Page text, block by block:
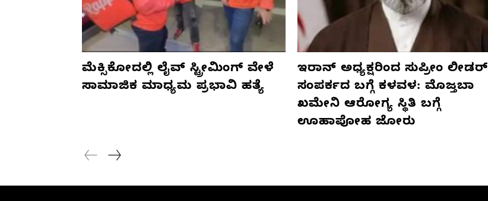
ಮೆಕ್ಸಿಕೋದಲ್ಲಿ ಲೈವ್ ಸ್ಟ್ರೀಮಿಂಗ್ ವೇಳೆ
ಸಾಮಾಜಿಕ ಮಾಧ್ಯಮ ಪ್ರಭಾವಿ ಹತ್ಯೆ
ಇರಾನ್ ಅಧ್ಯಕ್ಷರಿಂದ ಸುಪ್ರೀಂ ಲೀಡರ್
ಸಂಪರ್ಕದ ಬಗ್ಗೆ ಕಳವಳ: ಮೊಜ್ತಬಾ
ಖಮೇನಿ ಆರೋಗ್ಯ ಸ್ಥಿತಿ ಬಗ್ಗೆ
ಊಹಾಪೋಹ ಜೋರು